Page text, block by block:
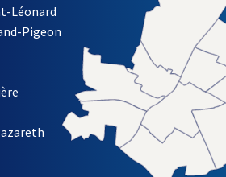
D'INFORMATION DES
Léonard
Pigeon